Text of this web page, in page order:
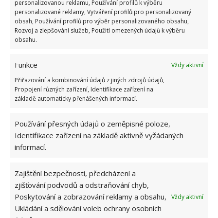
personalizovanou reklamu, Používání profilů k výběru
personalizované reklamy, Vytváření profilů pro personalizovaný
obsah, Používání profilů pro výběr personalizovaného obsahu,
Rozvoj a zlepšování služeb, Použití omezených údajů k výběru
obsahu.
Funkce
Vždy aktivní
Přiřazování a kombinování údajů z jiných zdrojů údajů,
Propojení různých zařízení, Identifikace zařízení na
základě automaticky přenášených informací.
Používání přesných údajů o zeměpisné poloze,
Identifikace zařízení na základě aktivně vyžádaných
informací.
Zajištění bezpečnosti, předcházení a
zjišťování podvodů a odstraňování chyb,
Poskytování a zobrazování reklamy a obsahu,
Ukládání a sdělování voleb ochrany osobních
Vždy aktivní
Zdroj:Genialne